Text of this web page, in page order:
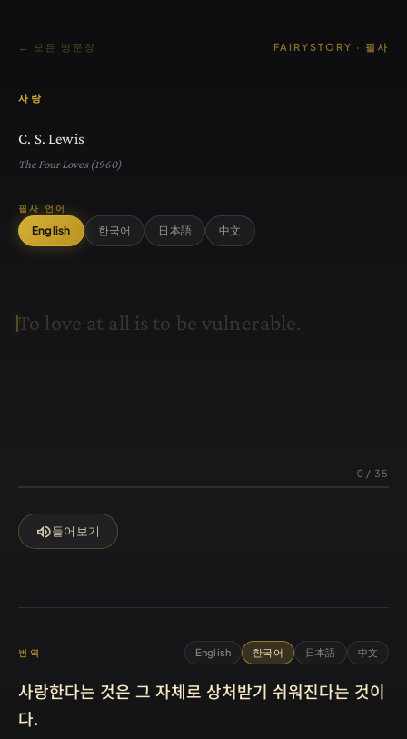
← 모든 명문장 FAIRYSTORY · 필사
사랑
C. S. Lewis
The Four Loves (1960)
필사 언어
English 한국어 日本語 中文
To love at all is to be vulnerable.
0 / 35
volume_up들어보기
번역 English 한국어 日本語 中文
사랑한다는 것은 그 자체로 상처받기 쉬워진다는 것이
다.